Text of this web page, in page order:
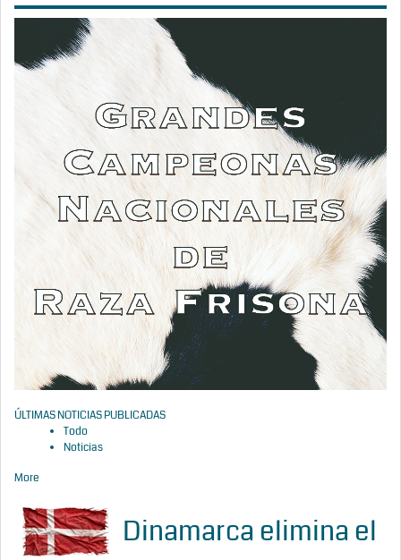
ÚLTIMAS NOTICIAS PUBLICADAS
Todo
Noticias
More
Dinamarca elimina el